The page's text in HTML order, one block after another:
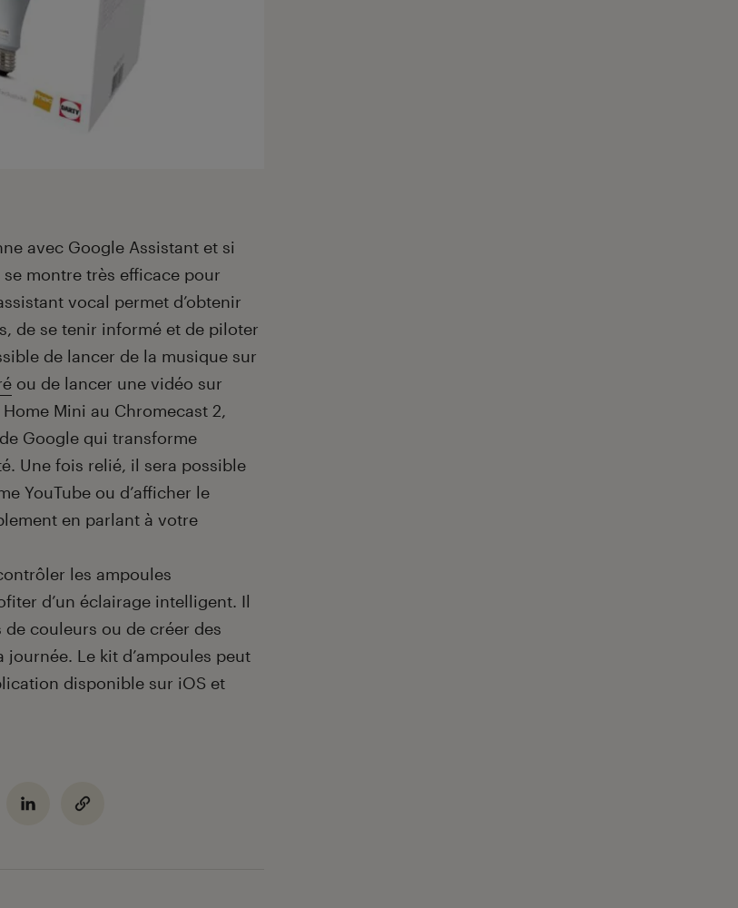
avec Google Assistant et si
montre très efficace pour
vocal permet d’obtenir
de se tenir informé et de piloter
de lancer de la musique sur
ou de lancer une vidéo sur
Mini au Chromecast 2,
Google qui transforme
Une fois relié, il sera possible
YouTube ou d’afficher le
en parlant à votre
les ampoules
d’un éclairage intelligent. Il
couleurs ou de créer des
Le kit d’ampoules peut
disponible sur iOS et